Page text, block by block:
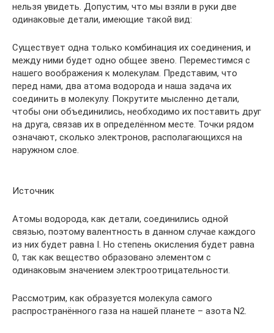
нельзя увидеть. Допустим, что мы взяли в руки две
одинаковые детали, имеющие такой вид:
Существует одна только комбинация их соединения, и
между ними будет одно общее звено. Переместимся с
нашего воображения к молекулам. Представим, что
перед нами, два атома водорода и наша задача их
соединить в молекулу. Покрутите мысленно детали,
чтобы они объединились, необходимо их поставить друг
на друга, связав их в определённом месте. Точки рядом
означают, сколько электронов, располагающихся на
наружном слое.
Источник
Атомы водорода, как детали, соединились одной
связью, поэтому валентность в данном случае каждого
из них будет равна I. Но степень окисления будет равна
0, так как вещество образовано элементом с
одинаковым значением электроотрицательности.
Рассмотрим, как образуется молекула самого
распространённого газа на нашей планете – азота N2.